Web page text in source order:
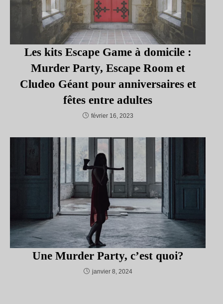
Les kits Escape Game à domicile :
Murder Party, Escape Room et
Cludeo Géant pour anniversaires et
fêtes entre adultes
février 16, 2023
Une Murder Party, c’est quoi?
janvier 8, 2024